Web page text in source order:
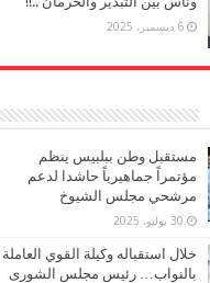
6 ديسمبر، 2025
مستقبل وطن ببلبيس ينظم
مؤتمراً جماهيرياً حاشدا لدعم
مرشحي مجلس الشيوخ
30 يوليو، 2025
خلال استقباله وكيلة القوي العاملة
بالنواب… رئيس مجلس الشورى